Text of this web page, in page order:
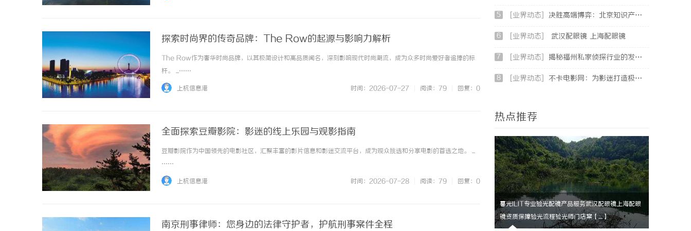
探索时尚界的传奇品牌：The Row的起源与影响力解析
The Row作为奢华时尚品牌，以其极简设计和高品质闻名，深刻影响现代时尚潮流，成为众多时尚爱好者追捧的标
杆。 ...……
上杭信息港 时间：2026-07-27 阅读：79 回复：0
全面探索豆瓣影院：影迷的线上乐园与观影指南
豆瓣影院作为中国领先的电影社区，汇聚丰富的影片信息和影迷交流平台，成为观众挑选和分享电影的首选之地。 ...
……
上杭信息港 时间：2026-07-28 阅读：79 回复：0
南京刑事律师：您身边的法律守护者，护航刑事案件全程
5 [业界动态] 决胜高端博弈：北京知识产权律师在疑难复杂案件中的破局之道
6 [业界动态] 武汉配眼镜 上海配眼镜
7 [业界动态] 揭秘福州私家侦探行业的发展与应用现状
8 [业界动态] 不卡电影网：为影迷打造极致流畅观影体验的平台
热点推荐
暮光ILIT专业验光配镜产品服务武汉配眼镜上海配眼
镜资质保障验光流程验光师门店案【....】